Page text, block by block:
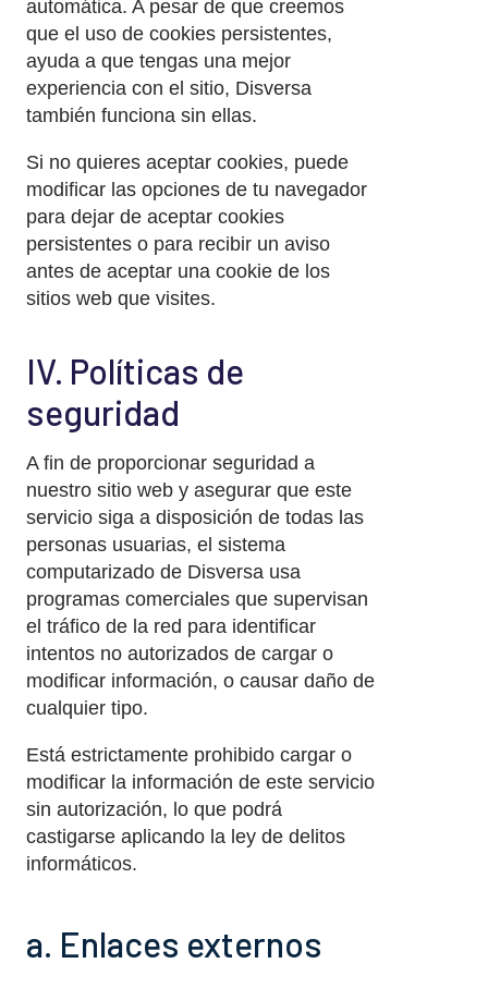
automática. A pesar de que creemos
que el uso de cookies persistentes,
ayuda a que tengas una mejor
experiencia con el sitio, Disversa
también funciona sin ellas.
Si no quieres aceptar cookies, puede
modificar las opciones de tu navegador
para dejar de aceptar cookies
persistentes o para recibir un aviso
antes de aceptar una cookie de los
sitios web que visites.
IV. Políticas de
seguridad
A fin de proporcionar seguridad a
nuestro sitio web y asegurar que este
servicio siga a disposición de todas las
personas usuarias, el sistema
computarizado de Disversa usa
programas comerciales que supervisan
el tráfico de la red para identificar
intentos no autorizados de cargar o
modificar información, o causar daño de
cualquier tipo.
Está estrictamente prohibido cargar o
modificar la información de este servicio
sin autorización, lo que podrá
castigarse aplicando la ley de delitos
informáticos.
a. Enlaces externos